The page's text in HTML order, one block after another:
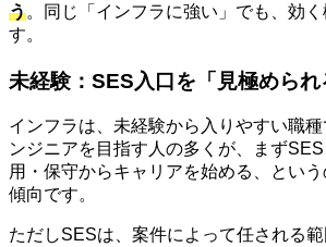
う。同じ「インフラに強い」でも、効
す。
未経験：SES入口を「見極めら
インフラは、未経験から入りやすい職
ンジニアを目指す人の多くが、まず
用・保守からキャリアを始める、とい
傾向です。
ただしSESは、案件によって任される